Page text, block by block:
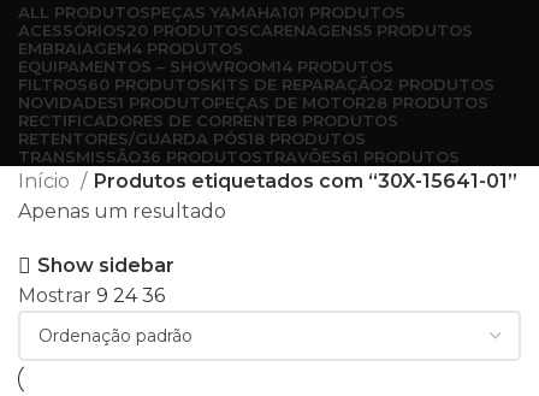
ALL PRODUTOSPEÇAS YAMAHA101 PRODUTOS
ACESSÓRIOS20 PRODUTOSCARENAGENS5 PRODUTOS
EMBRAIAGEM4 PRODUTOS
EQUIPAMENTOS – SHOWROOM14 PRODUTOS
FILTROS60 PRODUTOSKITS DE REPARAÇÃO2 PRODUTOS
NOVIDADES1 PRODUTOPEÇAS DE MOTOR28 PRODUTOS
RECTIFICADORES DE CORRENTE8 PRODUTOS
RETENTORES/GUARDA PÓS18 PRODUTOS
TRANSMISSÃO36 PRODUTOSTRAVÕES61 PRODUTOS
Início
Produtos etiquetados com “30X-15641-01”
Apenas um resultado
Show sidebar
Mostrar 9 2436